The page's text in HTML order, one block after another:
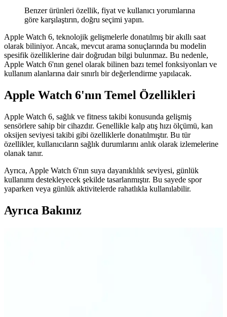
Benzer ürünleri özellik, fiyat ve kullanıcı yorumlarına
göre karşılaştırın, doğru seçimi yapın.
Apple Watch 6, teknolojik gelişmelerle donatılmış bir akıllı saat
olarak biliniyor. Ancak, mevcut arama sonuçlarında bu modelin
spesifik özelliklerine dair doğrudan bilgi bulunmaz. Bu nedenle,
Apple Watch 6'nın genel olarak bilinen bazı temel fonksiyonları ve
kullanım alanlarına dair sınırlı bir değerlendirme yapılacak.
Apple Watch 6'nın Temel Özellikleri
Apple Watch 6, sağlık ve fitness takibi konusunda gelişmiş
sensörlere sahip bir cihazdır. Genellikle kalp atış hızı ölçümü, kan
oksijen seviyesi takibi gibi özelliklerle donatılmıştır. Bu tür
özellikler, kullanıcıların sağlık durumlarını anlık olarak izlemelerine
olanak tanır.
Ayrıca, Apple Watch 6'nın suya dayanıklılık seviyesi, günlük
kullanımı destekleyecek şekilde tasarlanmıştır. Bu sayede spor
yaparken veya günlük aktivitelerde rahatlıkla kullanılabilir.
Ayrıca Bakınız